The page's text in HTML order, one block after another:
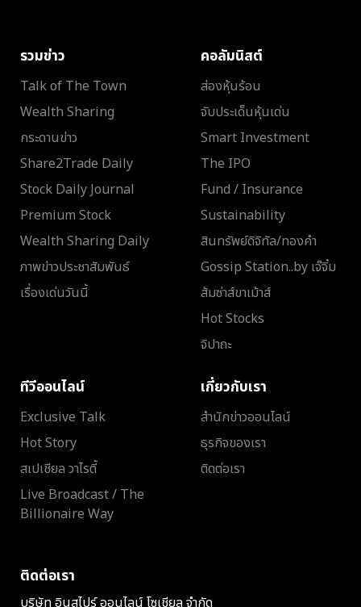
รวมข่าว
Talk of The Town
Wealth Sharing
กระดานข่าว
Share2Trade Daily
Stock Daily Journal
Premium Stock
Wealth Sharing Daily
ภาพข่าวประชาสัมพันธ์
เรื่องเด่นวันนี้
คอลัมนิสต์
ส่องหุ้นร้อน
จับประเด็นหุ้นเด่น
Smart Investment
The IPO
Fund / Insurance
Sustainability
สินทรัพย์ดิจิทัล/ทองคำ
Gossip Station..by เจ๊จิ๋ม
ส้มซ่าส์ขาเม้าส์
Hot Stocks
จิปาถะ
ทีวีออนไลน์
Exclusive Talk
Hot Story
สเปเชียล วาไรตี้
Live Broadcast / The
Billionaire Way
เกี่ยวกับเรา
สำนักข่าวออนไลน์
ธุรกิจของเรา
ติดต่อเรา
ติดต่อเรา
บริษัท อินสไปร์ ออนไลน์ โซเชียล จำกัด